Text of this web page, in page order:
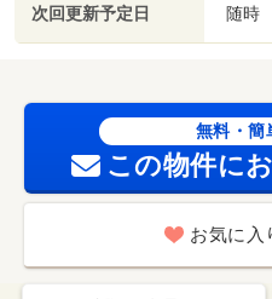
次回更新予定日 随時
無料・簡
この物件に
お気に入